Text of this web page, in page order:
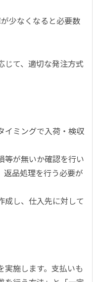
少なくなると必要数
じて、適切な発注方式
イミングで入荷・検収
等が無いか確認を行い
返品処理を行う必要が
成し、仕入先に対して
施します。支払いも